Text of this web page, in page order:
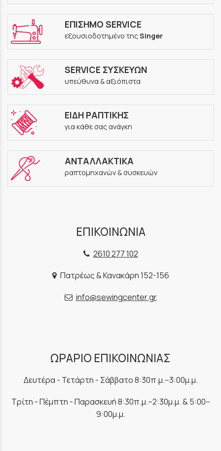
ΕΠΙΣΗΜΟ SERVICE
εξουσιοδοτημένο τηςSinger
SERVICE ΣΥΣΚΕΥΩΝ
υπεύθυνα & αξιόπιστα
ΕΙΔΗ ΡΑΠΤΙΚΗΣ
για κάθε σας ανάγκη
ΑΝΤΑΛΛΑΚΤΙΚΑ
ραπτομηχανών & συσκευών
ΕΠΙΚΟΙΝΩΝΙΑ
2610 277 102
Πατρέως & Κανακάρη 152-156
info@sewingcenter.gr
ΩΡΑΡΙΟ ΕΠΙΚΟΙΝΩΝΙΑΣ
Δευτέρα - Τετάρτη - Σάββατο 8:30π.μ.–3:00μ.μ.
Τρίτη - Πέμπτη - Παρασκευή 8:30π.μ.–2:30μ.μ. & 5:00–
9:00μ.μ.